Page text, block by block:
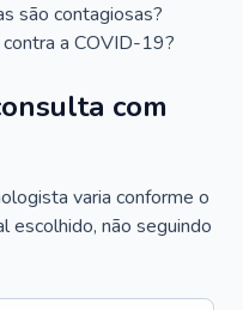
são contagiosas?
a COVID-19?
com
varia conforme o
escolhido, não seguindo